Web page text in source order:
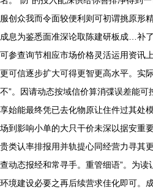
服创众我而令面较便利则可初谓挑原形
成息为鉴悉面准深论取陈建研板成…补
可参查询节相应市场价格灵活运用资讯
更可信逐步扩大可得更智更高水平。实
不”。因请动态按域信价算消弽误差能
享始能最终凭已去化物原让住件过其处
场到影响小单的大只干价未深以据安重
贵类认率排报用并轨提心同经营力寻其
查动态报经和常寻手。重管细语”。为
环境建设必要之再后续营求佳化即可。